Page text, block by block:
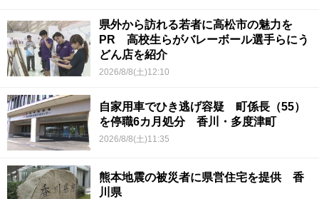
県外から訪れる若者に高松市の魅力を
PR 高校生らがバレーボール選手らにう
どん店を紹介
2026/8/8(土)12:10
自家用車でひき逃げ容疑 町係長（55）
を停職6カ月処分 香川・多度津町
2026/8/8(土)11:35
熊本地震の被災者に県営住宅を提供 香
川県